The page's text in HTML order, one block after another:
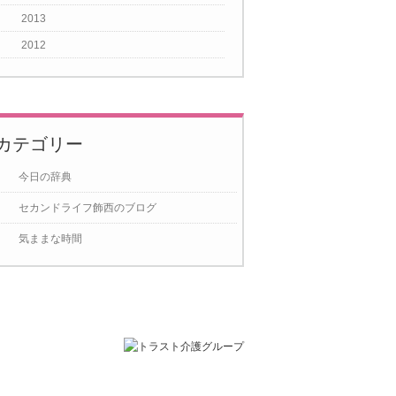
2013
2012
テゴリー
今日の辞典
セカンドライフ飾西のブログ
気ままな時間